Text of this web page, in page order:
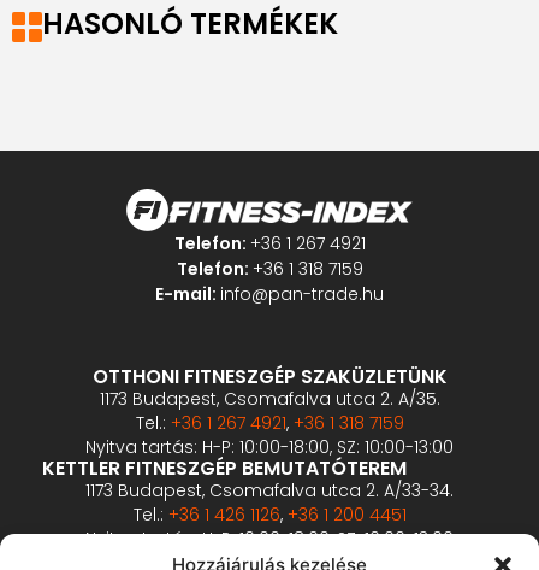
Hozzájárulás kezelése
HASONLÓ TERMÉKEK
Telefon: +36 1 267 4921
Telefon: +36 1 318 7159
E-mail: info@pan-trade.hu
OTTHONI FITNESZGÉP SZAKÜZLETÜNK
1173 Budapest, Csomafalva utca 2. A/35.
Tel.: +36 1 267 4921, +36 1 318 7159
Nyitva tartás: H-P: 10:00-18:00, SZ: 10:00-13:00
KETTLER FITNESZGÉP BEMUTATÓTEREM
1173 Budapest, Csomafalva utca 2. A/33-34.
Tel.: +36 1 426 1126, +36 1 200 4451
Nyitva tartás: H-P: 10:00-18:00, SZ: 10:00-13:00
PROFESSZIONÁLIS FITNESZGÉP BEMUTATÓTEREM